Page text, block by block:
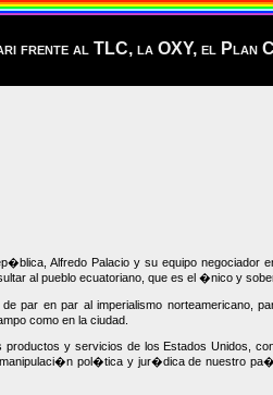
frente al TLC, la OXY, el Plan
Alfredo Palacio y su equipo negociador
al pueblo ecuatoriano, que es el �nico y
par en par al imperialismo norteamericano,
como en la ciudad.
y servicios de los Estados Unidos,
pol�tica y jur�dica de nuestro